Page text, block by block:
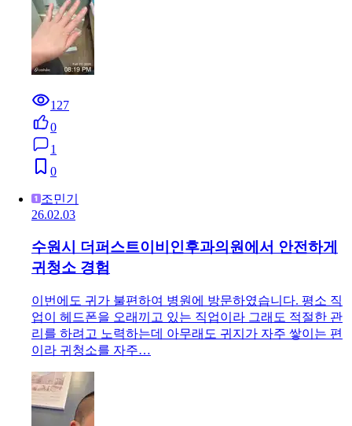
127
0
1
0
조민기
26.02.03
수원시 더퍼스트이비인후과의원에서 안전하게
귀청소 경험
이번에도 귀가 불편하여 병원에 방문하였습니다. 평소 직
업이 헤드폰을 오래끼고 있는 직업이라 그래도 적절한 관
리를 하려고 노력하는데 아무래도 귀지가 자주 쌓이는 편
이라 귀청소를 자주…